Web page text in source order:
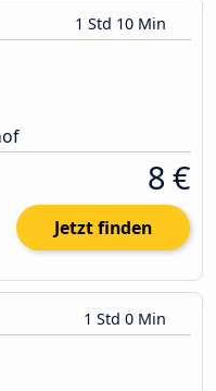
1 Std 10 Min
8 €
Jetzt finden
1 Std 0 Min